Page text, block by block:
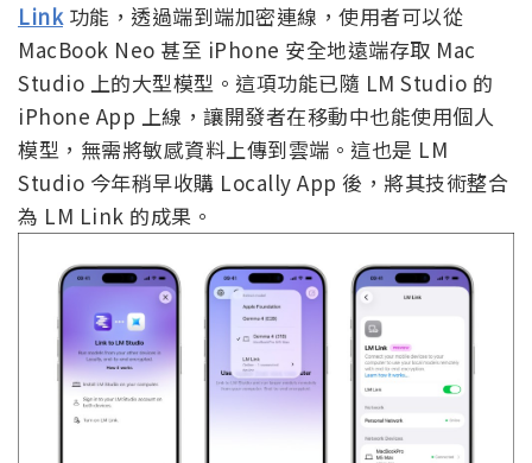
Link 功能，透過端到端加密連線，使用者可以從
MacBook Neo 甚至 iPhone 安全地遠端存取 Mac
Studio 上的大型模型。這項功能已隨 LM Studio 的
iPhone App 上線，讓開發者在移動中也能使用個人
模型，無需將敏感資料上傳到雲端。這也是 LM
Studio 今年稍早收購 Locally App 後，將其技術整合
為 LM Link 的成果。